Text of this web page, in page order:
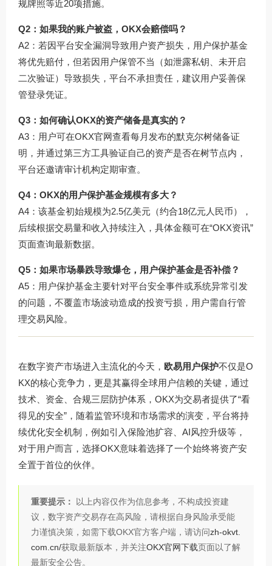
规牌照等近20项措施。
Q2：如果我的账户被盗，OKX会赔偿吗？
A2：若因平台安全漏洞导致用户资产损失，用户保护基金
将优先赔付，但若因用户保管不当（如泄露私钥、未开启
二次验证）导致损失，平台不承担责任，建议用户妥善保
管登录凭证。
Q3：如何确认OKX的资产储备是真实的？
A3：用户可在OKX官网查看每月发布的默克尔树储备证
明，并通过第三方工具验证自己的资产是否在树节点内，
平台还邀请审计机构定期审查。
Q4：OKX的用户保护基金规模有多大？
A4：该基金初始规模为2.5亿美元（约合18亿元人民币），
后续根据交易量和收入持续注入，具体金额可在“OKX资讯”
页面查询最新数据。
Q5：如果市场暴跌导致爆仓，用户保护基金是否补偿？
A5：用户保护基金主要针对平台安全事件或系统异常引发
的问题，不覆盖市场波动造成的投资亏损，用户需自行管
理交易风险。
在数字资产市场进入主流化的今天， 欧易用户保护不仅是O
KX的核心竞争力，更是其赢得全球用户信赖的关键，通过
技术、资金、合规三层防护体系，OKX为交易者提供了“看
得见的安全”，随着监管环境和市场需求的演变，平台将持
续优化安全机制，例如引入保险池扩容、AI风控升级等，
对于用户而言，选择OKX意味着选择了一个始终将资产安
全置于首位的伙伴。
重要提示：
以上内容仅作为信息参考，不构成投资建
议，数字资产交易存在高风险，请根据自身风险承受能
力谨慎决策，如需下载OKX官方客户端，请访问zh-okvt.
com.cn/获取最新版本，并关注OKX官网下载页面以了解
最新安全公告。